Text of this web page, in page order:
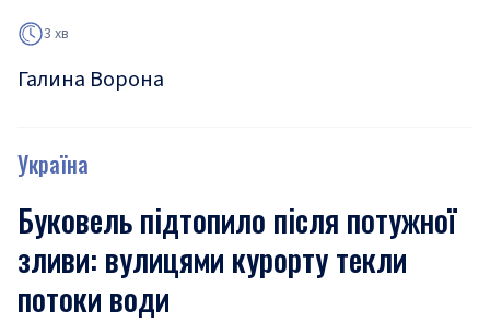
3 хв
Галина Ворона
Україна
Буковель підтопило після потужної
зливи: вулицями курорту текли
потоки води